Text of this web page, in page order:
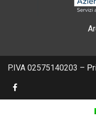
P.IVA 02575140203 –